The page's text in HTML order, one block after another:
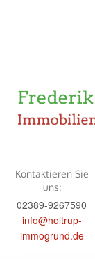
Kontaktieren Sie
uns:
02389-9267590
info@holtrup-
immogrund.de